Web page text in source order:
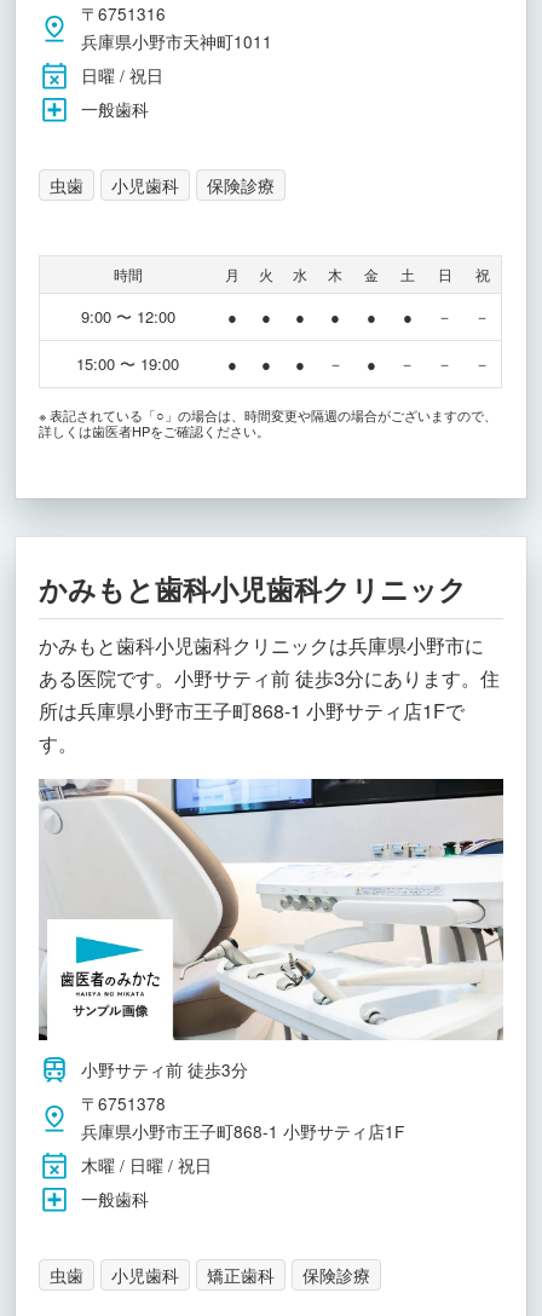
〒6751316
兵庫県小野市天神町1011
日曜 / 祝日
一般歯科
虫歯 小児歯科 保険診療
時間 月 火 水 木 金 土 日 祝
9:00 〜 12:00 ● ● ● ● ● ● － －
15:00 〜 19:00 ● ● ● － ● － － －
※ 表記されている「○」の場合は、時間変更や隔週の場合がございますので、
詳しくは歯医者HPをご確認ください。
かみもと歯科小児歯科クリニック
かみもと歯科小児歯科クリニックは兵庫県小野市に
ある医院です。小野サティ前 徒歩3分にあります。住
所は兵庫県小野市王子町868-1 小野サティ店1Fで
す。
小野サティ前 徒歩3分
〒6751378
兵庫県小野市王子町868-1 小野サティ店1F
木曜 / 日曜 / 祝日
一般歯科
虫歯 小児歯科 矯正歯科 保険診療